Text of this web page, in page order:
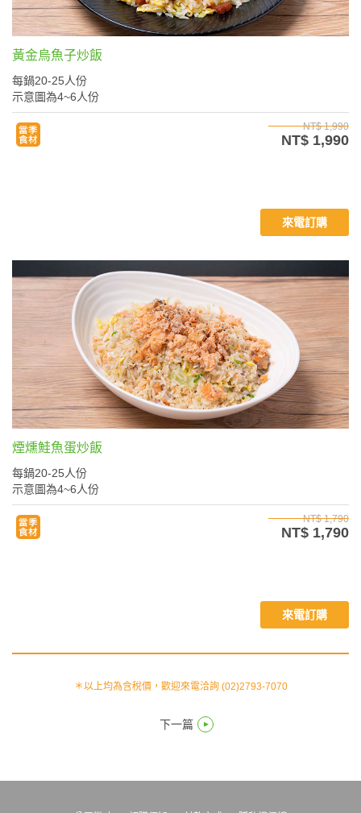
黃金烏魚子炒飯
每鍋20-25人份
示意圖為4~6人份
NT$ 1,990
NT$ 1,990
來電訂購
煙燻鮭魚蛋炒飯
每鍋20-25人份
示意圖為4~6人份
NT$ 1,790
NT$ 1,790
來電訂購
＊以上均為含稅價，歡迎來電洽詢 (02)2793-7070
下一篇